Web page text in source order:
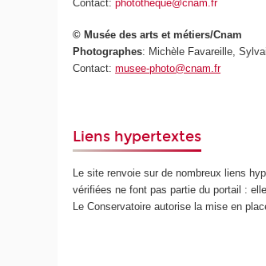
Contact:phototheque@cnam.fr
© Musée des arts et métiers/Cnam
Photographes: Michèle Favareille,
Contact:musee-photo@cnam.fr
Liens hypertextes
Le site renvoie sur de nombreux liens
vérifiées ne font pas partie du portail :
Le Conservatoire autorise la mise en